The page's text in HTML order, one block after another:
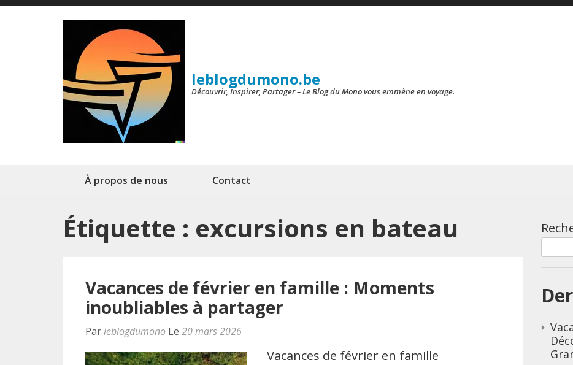
Aller
leblogdumono.be
Découvrir, Inspirer, Partager – Le Blog du Mono vous emmène en voyage.
À propos de nous Contact
Étiquette : excursions en bateau
Vacances de février en famille : Moments
inoubliables à partager
Parleblogdumono Le 20 mars 2026
Vacances de février en famille